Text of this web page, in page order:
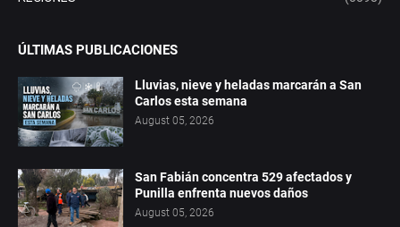
ÚLTIMAS PUBLICACIONES
Lluvias, nieve y heladas marcarán a San
Carlos esta semana
August 05, 2026
San Fabián concentra 529 afectados y
Punilla enfrenta nuevos daños
August 05, 2026